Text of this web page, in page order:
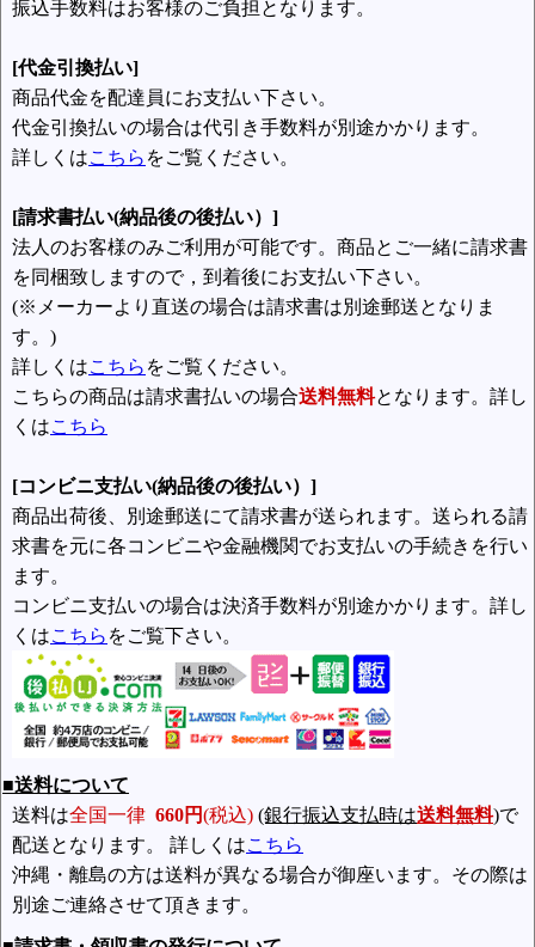
振込手数料はお客様のご負担となります。
[代金引換払い]
商品代金を配達員にお支払い下さい。
代金引換払いの場合は代引き手数料が別途かかります。
詳しくはこちら をご覧ください。
[請求書払い(納品後の後払い）]
法人のお客様のみご利用が可能です。商品とご一緒に請求書
を同梱致しますので，到着後にお支払い下さい。
(※メーカーより直送の場合は請求書は別途郵送となりま
す。)
詳しくはこちら をご覧ください。
こちらの商品は請求書払いの場合送料無料となります。詳し
くはこちら
[コンビニ支払い(納品後の後払い）]
商品出荷後、別途郵送にて請求書が送られます。送られる請
求書を元に各コンビニや金融機関でお支払いの手続きを行い
ます。
コンビニ支払いの場合は決済手数料が別途かかります。詳し
くはこちら をご覧下さい。
■送料について
送料は全国一律 660円(税込) (銀行振込支払時は送料無料)で
配送となります。 詳しくはこちら
沖縄・離島の方は送料が異なる場合が御座います。その際は
別途ご連絡させて頂きます。